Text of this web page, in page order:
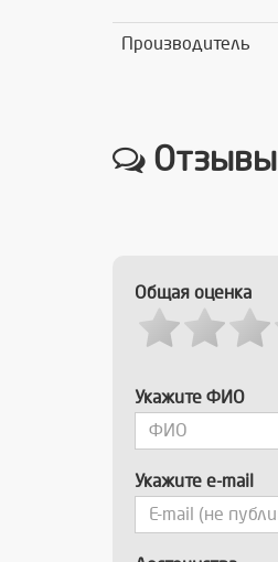
Производитель
Отзывы
Общая оценка
Укажите ФИО
Укажите e-mail